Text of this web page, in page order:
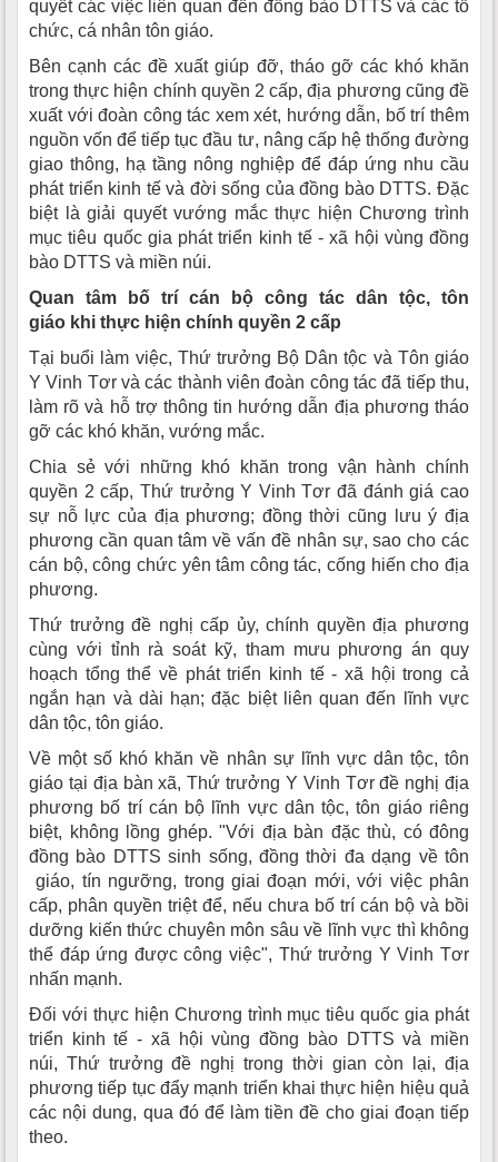
quyết các việc liên quan đến đồng bào DTTS và các tổ
chức, cá nhân tôn giáo.
Bên cạnh các đề xuất giúp đỡ, tháo gỡ các khó khăn
trong thực hiện chính quyền 2 cấp, địa phương cũng đề
xuất với đoàn công tác xem xét, hướng dẫn, bố trí thêm
nguồn vốn để tiếp tục đầu tư, nâng cấp hệ thống đường
giao thông, hạ tầng nông nghiệp để đáp ứng nhu cầu
phát triển kinh tế và đời sống của đồng bào DTTS. Đặc
biệt là giải quyết vướng mắc thực hiện Chương trình
mục tiêu quốc gia phát triển kinh tế - xã hội vùng đồng
bào DTTS và miền núi.
Quan tâm bố trí cán bộ công tác dân tộc, tôn
giáo khi thực hiện chính quyền 2 cấp
Tại buổi làm việc, Thứ trưởng Bộ Dân tộc và Tôn giáo
Y Vinh Tơr và các thành viên đoàn công tác đã tiếp thu,
làm rõ và hỗ trợ thông tin hướng dẫn địa phương tháo
gỡ các khó khăn, vướng mắc.
Chia sẻ với những khó khăn trong vận hành chính
quyền 2 cấp, Thứ trưởng Y Vinh Tơr đã đánh giá cao
sự nỗ lực của địa phương; đồng thời cũng lưu ý địa
phương cần quan tâm về vấn đề nhân sự, sao cho các
cán bộ, công chức yên tâm công tác, cống hiến cho địa
phương.
Thứ trưởng đề nghị cấp ủy, chính quyền địa phương
cùng với tỉnh rà soát kỹ, tham mưu phương án quy
hoạch tổng thể về phát triển kinh tế - xã hội trong cả
ngắn hạn và dài hạn; đặc biệt liên quan đến lĩnh vực
dân tộc, tôn giáo.
Về một số khó khăn về nhân sự lĩnh vực dân tộc, tôn
giáo tại địa bàn xã, Thứ trưởng Y Vinh Tơr đề nghị địa
phương bố trí cán bộ lĩnh vực dân tộc, tôn giáo riêng
biệt, không lồng ghép. "Với địa bàn đặc thù, có đông
đồng bào DTTS sinh sống, đồng thời đa dạng về tôn
giáo, tín ngưỡng, trong giai đoạn mới, với việc phân
cấp, phân quyền triệt để, nếu chưa bố trí cán bộ và bồi
dưỡng kiến thức chuyên môn sâu về lĩnh vực thì không
thể đáp ứng được công việc", Thứ trưởng Y Vinh Tơr
nhấn mạnh.
Đối với thực hiện Chương trình mục tiêu quốc gia phát
triển kinh tế - xã hội vùng đồng bào DTTS và miền
núi, Thứ trưởng đề nghị trong thời gian còn lại, địa
phương tiếp tục đẩy mạnh triển khai thực hiện hiệu quả
các nội dung, qua đó để làm tiền đề cho giai đoạn tiếp
theo.